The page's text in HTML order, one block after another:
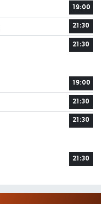
19:00
21:30
21:30
19:00
21:30
21:30
21:30